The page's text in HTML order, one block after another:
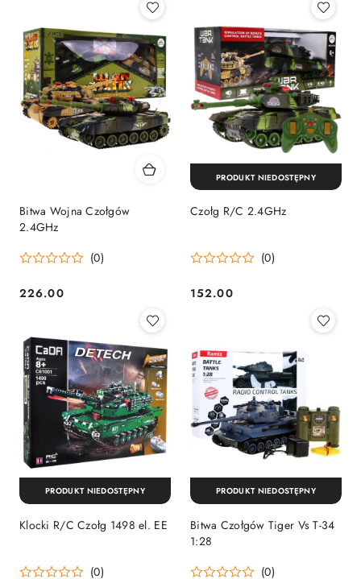
Bitwa Wojna Czołgów
2.4GHz
(0)
Cena:
226.00
Czołg R/C 2.4GHz
(0)
Cena:
152.00
PRODUKT NIEDOSTĘPNY
Klocki R/C Czołg 1498 el. EE
(0)
PRODUKT NIEDOSTĘPNY
Bitwa Czołgów Tiger Vs T-34
1:28
(0)
PRODUKT NIEDOSTĘPNY